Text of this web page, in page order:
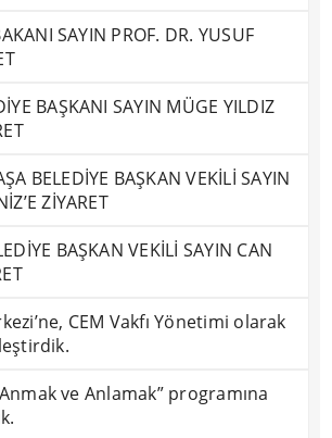
SAYIN PROF. DR. YUSUF
BAŞKANI SAYIN MÜGE YILDIZ
BELEDİYE BAŞKAN VEKİLİ SAYIN
ZİYARET
BAŞKAN VEKİLİ SAYIN CAN
CEM Vakfı Yönetimi olarak
ve Anlamak” programına